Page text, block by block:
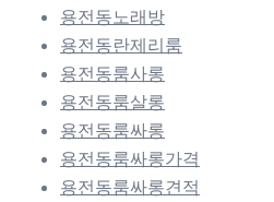
용전동노래방
용전동란제리룸
용전동룸사롱
용전동룸살롱
용전동룸싸롱
용전동룸싸롱가격
용전동룸싸롱견적